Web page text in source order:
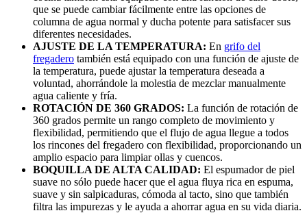
que se puede cambiar fácilmente entre las opciones de
columna de agua normal y ducha potente para satisfacer sus
diferentes necesidades.
AJUSTE DE LA TEMPERATURA: En grifo del
fregadero también está equipado con una función de ajuste de
la temperatura, puede ajustar la temperatura deseada a
voluntad, ahorrándole la molestia de mezclar manualmente
agua caliente y fría.
ROTACIÓN DE 360 GRADOS: La función de rotación de
360 grados permite un rango completo de movimiento y
flexibilidad, permitiendo que el flujo de agua llegue a todos
los rincones del fregadero con flexibilidad, proporcionando un
amplio espacio para limpiar ollas y cuencos.
BOQUILLA DE ALTA CALIDAD: El espumador de piel
suave no sólo puede hacer que el agua fluya rica en espuma,
suave y sin salpicaduras, cómoda al tacto, sino que también
filtra las impurezas y le ayuda a ahorrar agua en su vida diaria.